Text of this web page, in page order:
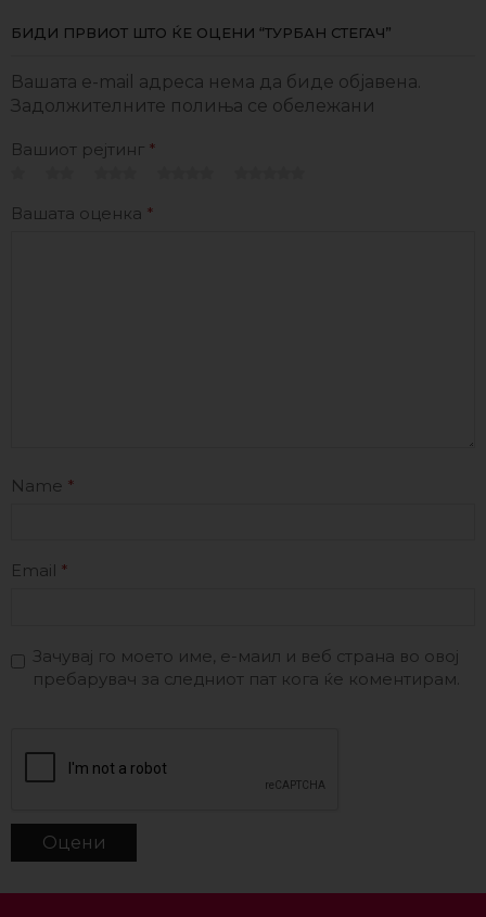
БИДИ ПРВИОТ ШТО ЌЕ ОЦЕНИ “ТУРБАН СТЕГАЧ”
Вашата e-mail адреса нема да биде објавена.
Задолжителните полиња се обележани
Вашиот рејтинг *
Вашата оценка *
Name *
Email *
Зачувај го моето име, е-маил и веб страна во овој
пребарувач за следниот пат кога ќе коментирам.